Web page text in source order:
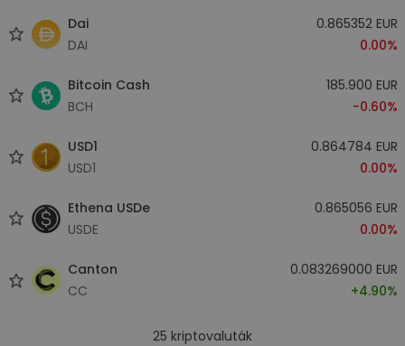
Dai
DAI
0.865352 EUR
0.00%
Bitcoin Cash
BCH
185.900 EUR
-0.60%
USD1
USD1
0.864784 EUR
0.00%
Ethena USDe
USDE
0.865056 EUR
0.00%
Canton
CC
0.083269000 EUR
+4.90%
25 kriptovaluták